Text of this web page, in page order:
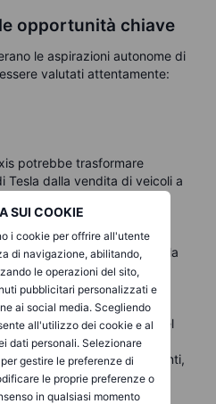
SUI COOKIE
i cookie per offrire all'utente
di navigazione, abilitando,
le operazioni del sito,
pubblicitari personalizzati e
ai social media. Scegliendo
all'utilizzo dei cookie e al
dati personali. Selezionare
gestire le preferenze di
le proprie preferenze o
in qualsiasi momento
opportunità chiave
le aspirazioni autonome di
valutati attentamente:
potrebbe trasformare
Tesla dalla vendita di veicoli a
redditizio e orientato ai
la dipendenza di Tesla
e dalla tecnologia della
una maggiore
rispetto ai concorrenti che
il marchio e il design del
piani futuri come il
dati demografici distinti,
competitivo.